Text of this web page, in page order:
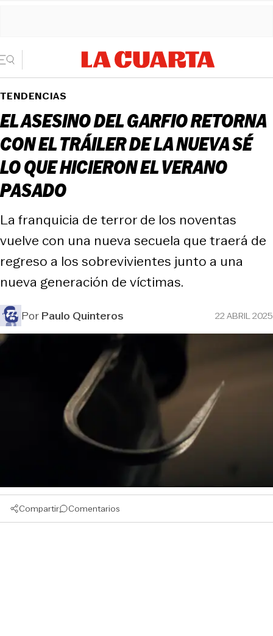
TENDENCIAS
EL ASESINO DEL GARFIO RETORNA
CON EL TRÁILER DE LA NUEVA SÉ
LO QUE HICIERON EL VERANO
PASADO
La franquicia de terror de los noventas
vuelve con una nueva secuela que traerá de
regreso a los sobrevivientes junto a una
nueva generación de víctimas.
PorPaulo Quinteros 22 ABRIL 2025
Compartir Comentarios